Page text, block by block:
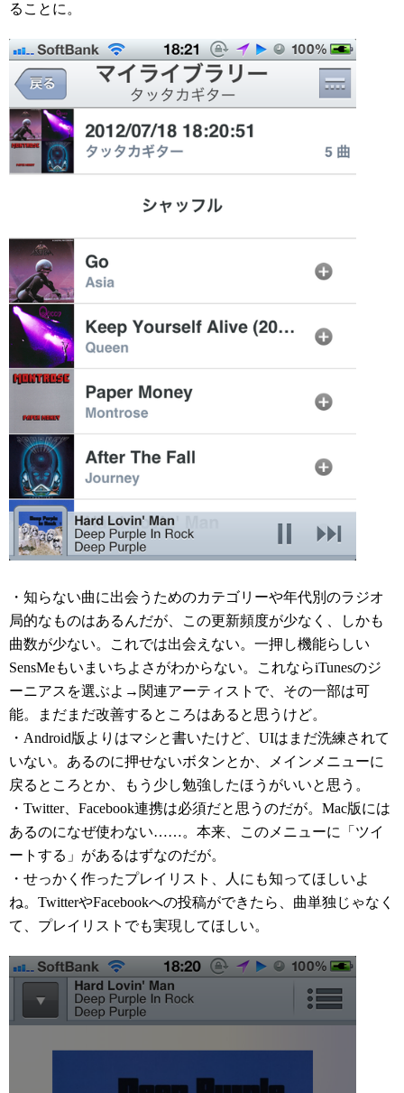
ることに。
・知らない曲に出会うためのカテゴリーや年代別のラジオ
局的なものはあるんだが、この更新頻度が少なく、しかも
曲数が少ない。これでは出会えない。一押し機能らしい
SensMeもいまいちよさがわからない。これならiTunesのジ
ーニアスを選ぶよ→関連アーティストで、その一部は可
能。まだまだ改善するところはあると思うけど。
・Android版よりはマシと書いたけど、UIはまだ洗練されて
いない。あるのに押せないボタンとか、メインメニューに
戻るところとか、もう少し勉強したほうがいいと思う。
・Twitter、Facebook連携は必須だと思うのだが。Mac版には
あるのになぜ使わない……。本来、このメニューに「ツイ
ートする」があるはずなのだが。
・せっかく作ったプレイリスト、人にも知ってほしいよ
ね。TwitterやFacebookへの投稿ができたら、曲単独じゃなく
て、プレイリストでも実現してほしい。